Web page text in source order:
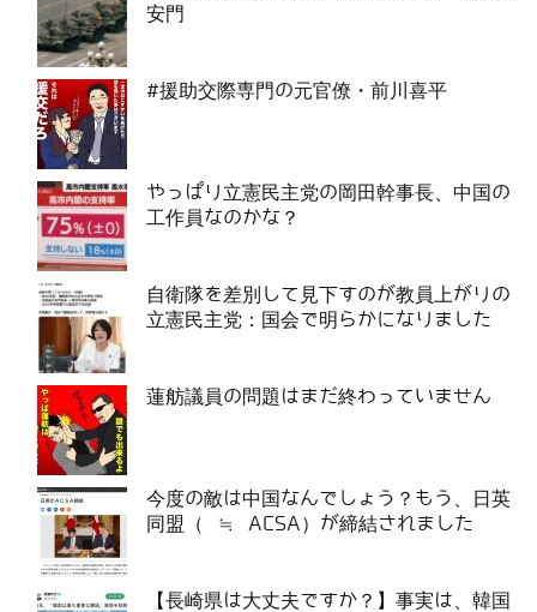
安門
#援助交際専門の元官僚・前川喜平
やっぱり立憲民主党の岡田幹事長、中国の
工作員なのかな？
自衛隊を差別して見下すのが教員上がりの
立憲民主党：国会で明らかになりました
蓮舫議員の問題はまだ終わっていません
今度の敵は中国なんでしょう？もう、日英
同盟（ ≒ ACSA）が締結されました
【長崎県は大丈夫ですか？】事実は、韓国